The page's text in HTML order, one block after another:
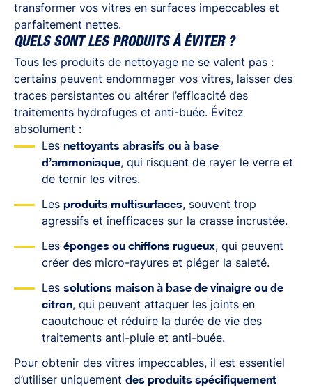
transformer vos vitres en surfaces impeccables et
parfaitement nettes.
QUELS SONT LES PRODUITS À ÉVITER ?
Tous les produits de nettoyage ne se valent pas :
certains peuvent endommager vos vitres, laisser des
traces persistantes ou altérer l’efficacité des
traitements hydrofuges et anti-buée. Évitez
absolument :
Les nettoyants abrasifs ou à base
d’ammoniaque, qui risquent de rayer le verre et
de ternir les vitres.
Les produits multisurfaces, souvent trop
agressifs et inefficaces sur la crasse incrustée.
Les éponges ou chiffons rugueux, qui peuvent
créer des micro-rayures et piéger la saleté.
Les solutions maison à base de vinaigre ou de
citron, qui peuvent attaquer les joints en
caoutchouc et réduire la durée de vie des
traitements anti-pluie et anti-buée.
Pour obtenir des vitres impeccables, il est essentiel
d’utiliser uniquement des produits spécifiquement